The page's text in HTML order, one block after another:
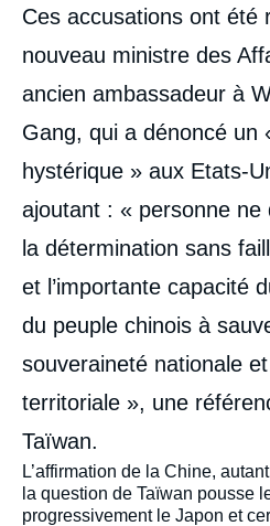
Ces accusations ont été
nouveau ministre des
ancien ambassadeur à
Gang, qui a dénoncé un
hystérique » aux Etats-
ajoutant : « personne
la détermination sans
et l’importante capacité
du peuple chinois à
souveraineté nationale et
territoriale », une
Taïwan.
L’affirmation de la Chine,
la question de Taïwan pousse
progressivement le Japon et